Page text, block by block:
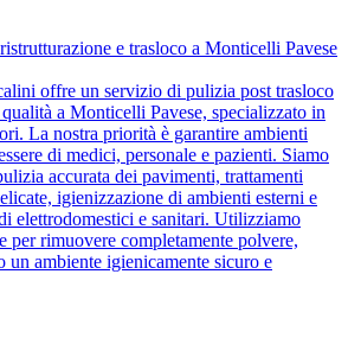
e trasloco a Monticelli Pavese
offre un servizio di pulizia post trasloco
a Monticelli Pavese, specializzato in
La nostra priorità è garantire ambienti
di medici, personale e pazienti. Siamo
accurata dei pavimenti, trattamenti
igienizzazione di ambienti esterni e
elettrodomestici e sanitari. Utilizziamo
per rimuovere completamente polvere,
un ambiente igienicamente sicuro e